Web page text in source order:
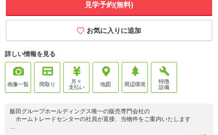
見学予約(無料)
お気に入りに追加
詳しい情報を見る
画像一覧 間取り
月々
支払い
地図 周辺環境
特徴
設備
飯田グループホールディングス唯一の販売専門会社の
ホームトレードセンターの社員が直接、当物件をご案内いたします